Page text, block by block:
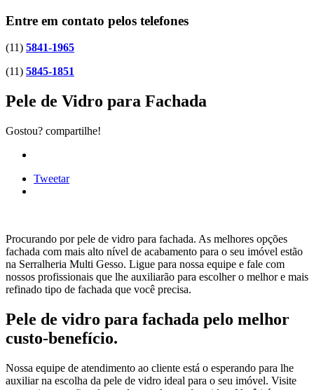
Entre em contato pelos telefones
(11) 5841-1965
(11) 5845-1851
Pele de Vidro para Fachada
Gostou? compartilhe!
Tweetar
Procurando por pele de vidro para fachada. As melhores opções
fachada com mais alto nível de acabamento para o seu imóvel estão
na Serralheria Multi Gesso. Ligue para nossa equipe e fale com
nossos profissionais que lhe auxiliarão para escolher o melhor e mais
refinado tipo de fachada que você precisa.
Pele de vidro para fachada pelo melhor
custo-benefício.
Nossa equipe de atendimento ao cliente está o esperando para lhe
auxiliar na escolha da pele de vidro ideal para o seu imóvel. Visite